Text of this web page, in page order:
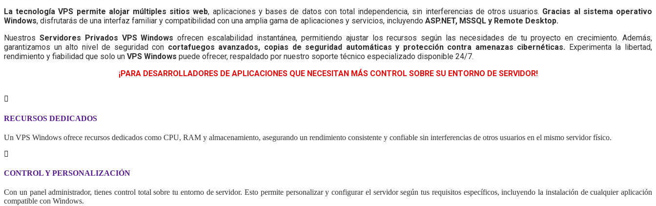
La tecnología VPS permite alojar múltiples sitios web, aplicaciones y bases de datos con total independencia, sin interferencias de otros usuarios. Gracias al sistema operativo
Windows, disfrutarás de una interfaz familiar y compatibilidad con una amplia gama de aplicaciones y servicios, incluyendo ASP.NET, MSSQL y Remote Desktop.
Nuestros Servidores Privados VPS Windows ofrecen escalabilidad instantánea, permitiendo ajustar los recursos según las necesidades de tu proyecto en crecimiento. Además,
garantizamos un alto nivel de seguridad con cortafuegos avanzados, copias de seguridad automáticas y protección contra amenazas cibernéticas. Experimenta la libertad,
rendimiento y fiabilidad que solo un VPS Windows puede ofrecer, respaldado por nuestro soporte técnico especializado disponible 24/7.
¡PARA DESARROLLADORES DE APLICACIONES QUE NECESITAN MÁS CONTROL SOBRE SU ENTORNO DE SERVIDOR!
RECURSOS DEDICADOS
Un VPS Windows ofrece recursos dedicados como CPU, RAM y almacenamiento, asegurando un rendimiento consistente y confiable sin interferencias de otros usuarios en el mismo servidor físico.
CONTROL Y PERSONALIZACIÓN
Con un panel administrador, tienes control total sobre tu entorno de servidor. Esto permite personalizar y configurar el servidor según tus requisitos específicos, incluyendo la instalación de cualquier aplicación
compatible con Windows.